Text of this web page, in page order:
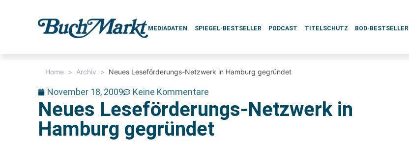
MEDIADATEN SPIEGEL-BESTSELLER PODCAST TITELSCHUTZ BOD-BESTSELLER
Home > Archiv > Neues Leseförderungs-Netzwerk in Hamburg gegründet
November 18, 2009 Keine Kommentare
Neues Leseförderungs-Netzwerk in
Hamburg gegründet